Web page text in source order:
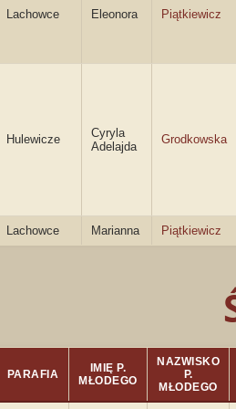
Lachowce Eleonora Piątkiewicz
Hulewicze
Cyryla
Adelajda
Grodkowska
Lachowce Marianna Piątkiewicz
PARAFIA
IMIĘ P.
MŁODEGO
NAZWISKO
P.
MŁODEGO